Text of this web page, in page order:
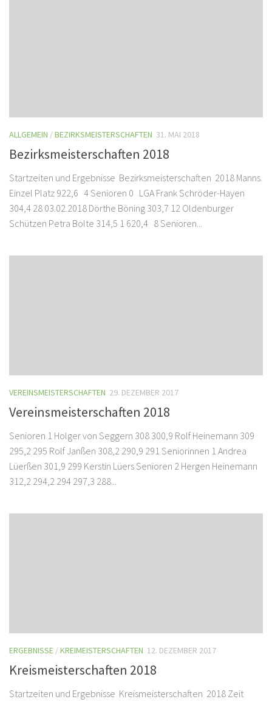
ALLGEMEIN /BEZIRKSMEISTERSCHAFTEN 31. MAI 2018
Bezirksmeisterschaften 2018
Startzeiten und Ergebnisse Bezirksmeisterschaften 2018 Manns.
Einzel Platz 922,6 4 Senioren 0 LGA Frank Schröder-Hayen
304,4 28 03.02.2018 Dörthe Böning 303,7 12 Oldenburger
Schützen Petra Bolte 314,5 1 620,4 8 Senioren...
VEREINSMEISTERSCHAFTEN 29. DEZEMBER 2017
Vereinsmeisterschaften 2018
Senioren 1 Holger von Seggern 308 300,9 Rolf Heinemann 309
295,2 295 Rolf Janßen 308,2 290,9 291 Seniorinnen 1 Andrea
Lüerßen 301,9 299 Kerstin Lüers Senioren 2 Hergen Heinemann
312,2 294,2 294 297,3 288...
ERGEBNISSE /KREIMEISTERSCHAFTEN 12. DEZEMBER 2017
Kreismeisterschaften 2018
Startzeiten und Ergebnisse Kreismeisterschaften 2018 Zeit